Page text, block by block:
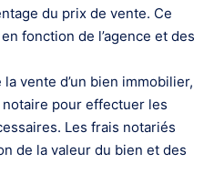
du prix de vente. Ce
fonction de l’agence et des
vente d’un bien immobilier,
pour effectuer les
Les frais notariés
de la valeur du bien et des